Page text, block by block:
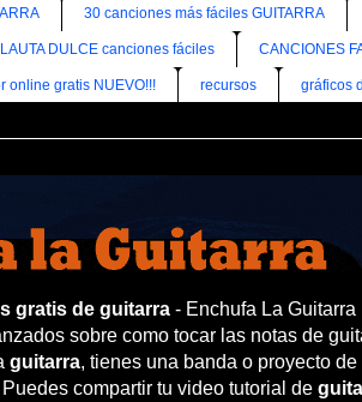
30 canciones más fáciles GUITARRA
DULCE canciones fáciles CANCIONES
online gratis NUEVO!!! recursos gráficos
gratis de guitarra- Enchufa La Guitarra
sobre como tocar las notas de
guitarra, tienes una banda o proyecto de
compartir tu video tutorial de